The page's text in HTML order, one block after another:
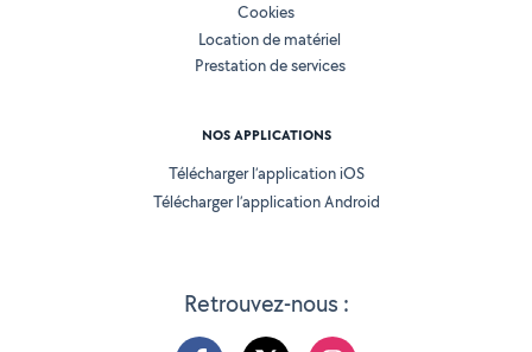
Retrouvez-nous :
Cookies
Location de matériel
Prestation de services
NOS APPLICATIONS
Télécharger l’application iOS
Télécharger l’application Android